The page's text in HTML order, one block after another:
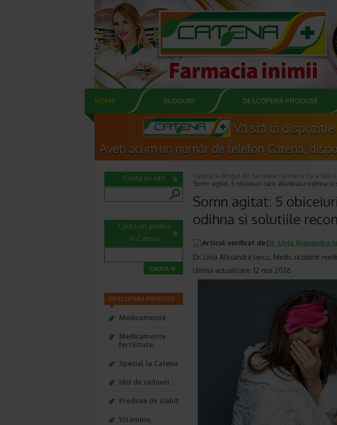
HOME BLOGURI DESCOPERA PRODUSE
Catena Blogul de Sanatate Farmacia Ta Boli
Somn agitat: 5 obiceiuri care afecteaza odihna
Somn agitat: 5
odihna si solutiile
Articol verificat de:Dr. Livia Alexandra
Dr. Livia Alexandra Iancu, Medic rezident
Ultima actualizare: 12 mai 2026
Cauta pe site
Cauta un produs
in Catena
DESCOPERA PRODUSE
Medicamente
Medicamente
fertilitate
Special la Catena
Idei de cadouri
Produse de slabit
Vitamine,